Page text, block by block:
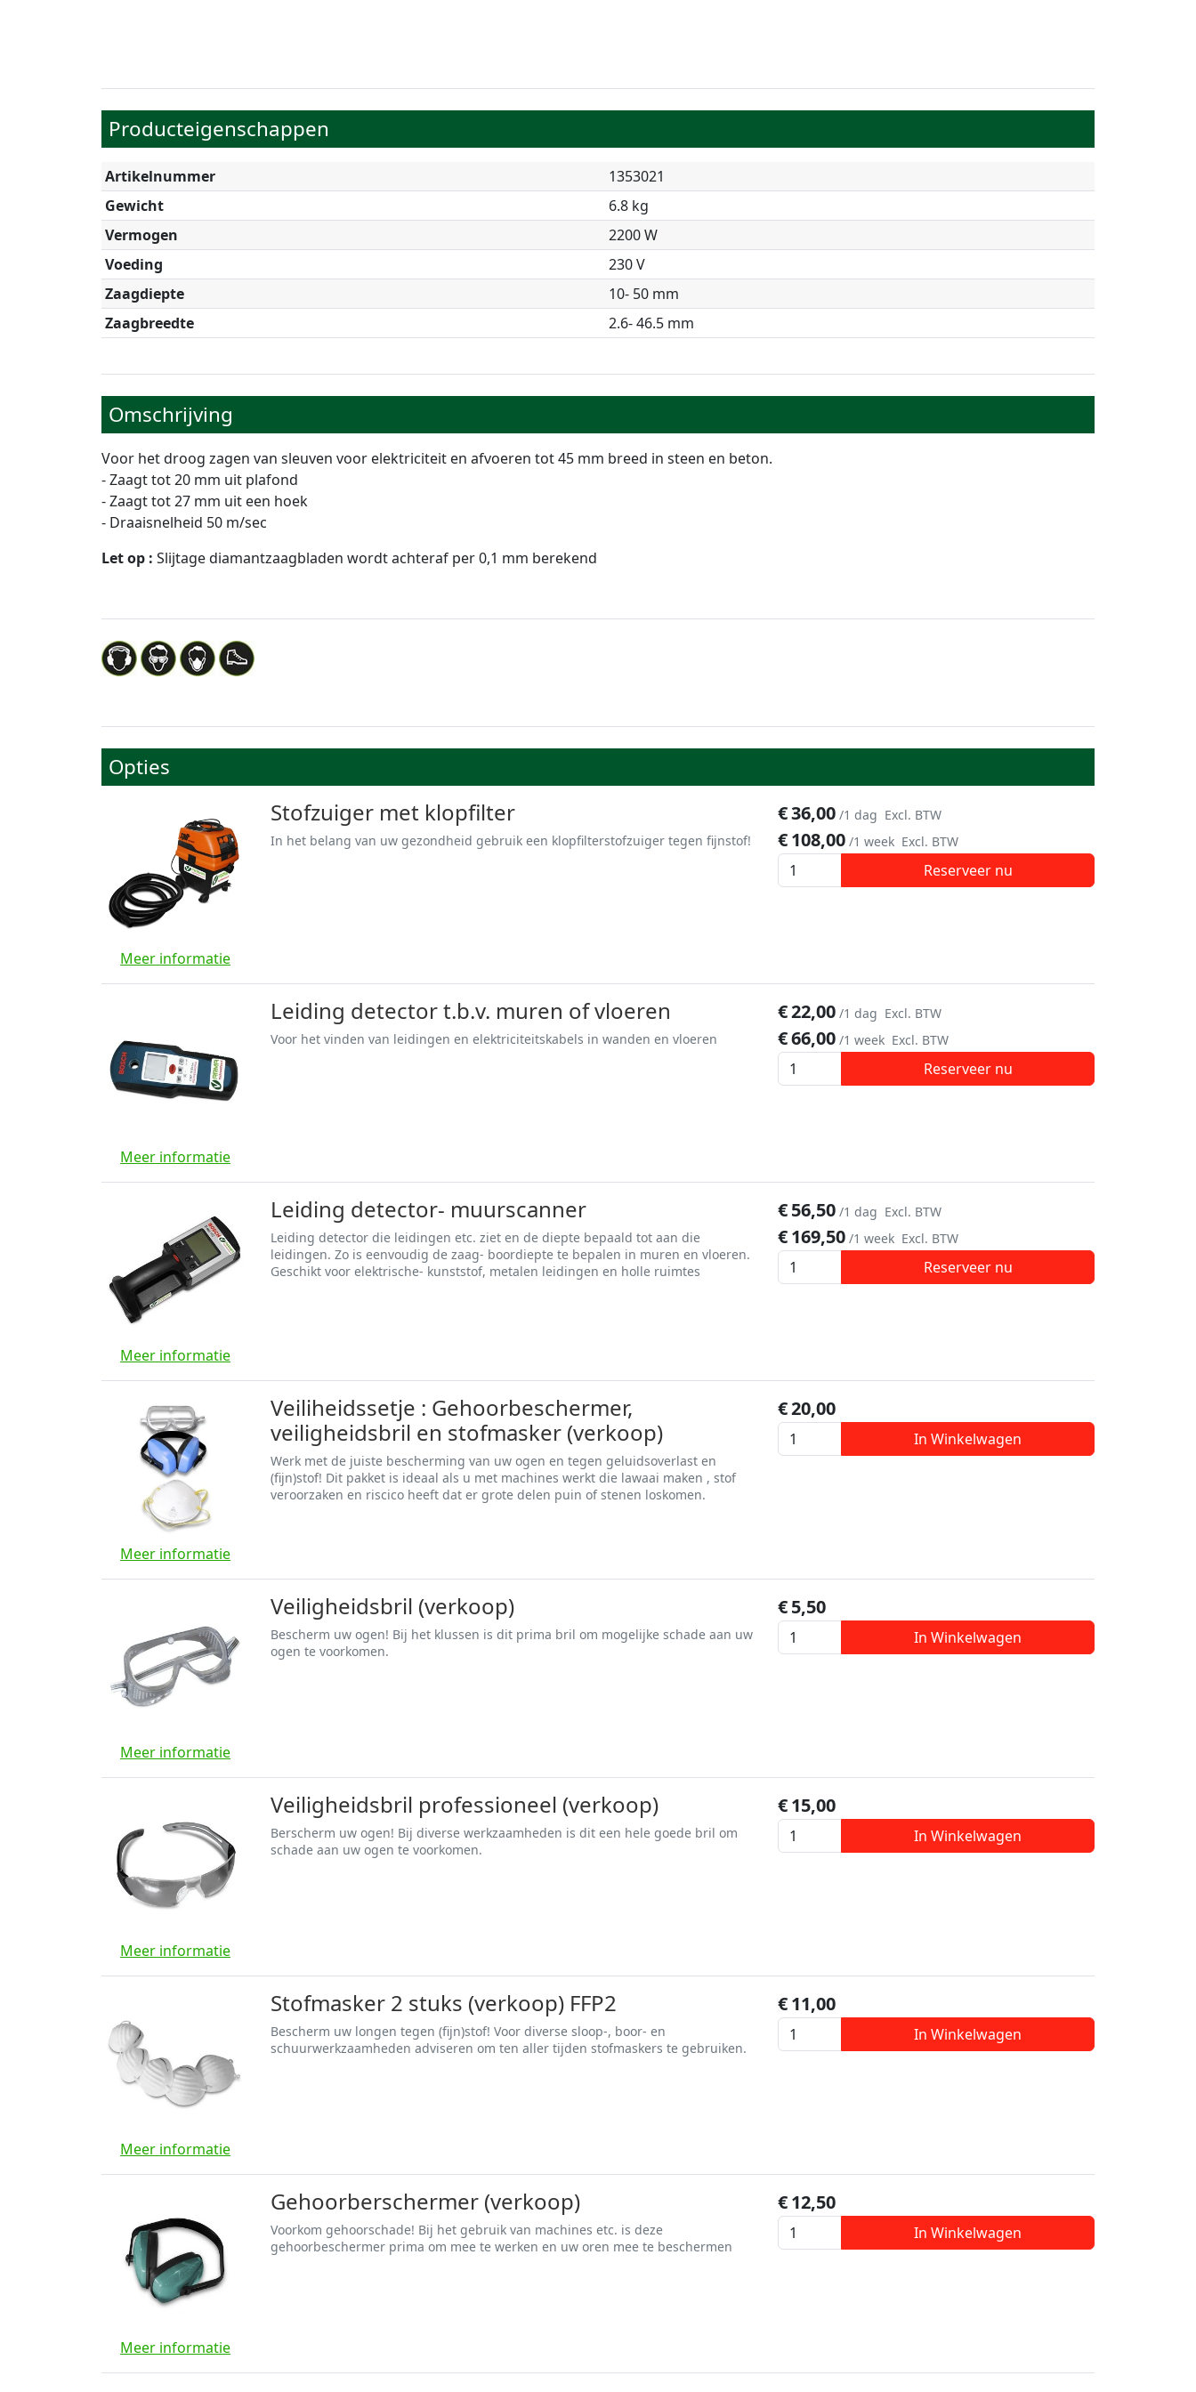
Producteigenschappen
Artikelnummer
1353021
Gewicht
6.8 kg
Vermogen
2200 W
Voeding
230 V
Zaagdiepte
10- 50 mm
Zaagbreedte
2.6- 46.5 mm
Omschrijving
Voor het droog zagen van sleuven voor elektriciteit en afvoeren tot 45 mm breed in steen en beton.
- Zaagt tot 20 mm uit plafond
- Zaagt tot 27 mm uit een hoek
- Draaisnelheid 50 m/sec
Let op : Slijtage diamantzaagbladen wordt achteraf per 0,1 mm berekend
Opties
Meer informatie
€36,00 /1 dag Excl. BTW
€108,00 /1 week Excl. BTW
Reserveer nu
Stofzuiger met klopfilter
In het belang van uw gezondheid gebruik een klopfilterstofzuiger tegen fijnstof!
Meer informatie
€22,00 /1 dag Excl. BTW
€66,00 /1 week Excl. BTW
Reserveer nu
Leiding detector t.b.v. muren of vloeren
Voor het vinden van leidingen en elektriciteitskabels in wanden en vloeren
Meer informatie
€56,50 /1 dag Excl. BTW
€169,50 /1 week Excl. BTW
Reserveer nu
Leiding detector- muurscanner
Leiding detector die leidingen etc. ziet en de diepte bepaald tot aan die
leidingen. Zo is eenvoudig de zaag- boordiepte te bepalen in muren en vloeren.
Geschikt voor elektrische- kunststof, metalen leidingen en holle ruimtes
Meer informatie
€20,00
In Winkelwagen
Veiliheidssetje : Gehoorbeschermer,
veiligheidsbril en stofmasker (verkoop)
Werk met de juiste bescherming van uw ogen en tegen geluidsoverlast en
(fijn)stof! Dit pakket is ideaal als u met machines werkt die lawaai maken , stof
veroorzaken en riscico heeft dat er grote delen puin of stenen loskomen.
Meer informatie
€5,50
In Winkelwagen
Veiligheidsbril (verkoop)
Bescherm uw ogen! Bij het klussen is dit prima bril om mogelijke schade aan uw
ogen te voorkomen.
Meer informatie
€15,00
In Winkelwagen
Veiligheidsbril professioneel (verkoop)
Berscherm uw ogen! Bij diverse werkzaamheden is dit een hele goede bril om
schade aan uw ogen te voorkomen.
Meer informatie
€11,00
In Winkelwagen
Stofmasker 2 stuks (verkoop) FFP2
Bescherm uw longen tegen (fijn)stof! Voor diverse sloop-, boor- en
schuurwerkzaamheden adviseren om ten aller tijden stofmaskers te gebruiken.
Meer informatie
€12,50
In Winkelwagen
Gehoorberschermer (verkoop)
Voorkom gehoorschade! Bij het gebruik van machines etc. is deze
gehoorbeschermer prima om mee te werken en uw oren mee te beschermen